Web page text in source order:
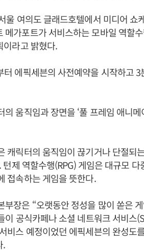
울 여의도 글래드호텔에서 미디어 쇼
가포트가 서비스하는 모바일 역할수
이라고 밝혔다.
에픽세븐의 사전예약을 시작하고
움직임과 장면을 ‘풀 프레임 애니
캐릭터의 움직임이 끊기거나 단절되
제 역할수행(RPG) 게임은 대규모
접속하는 게임을 뜻한다.
부장은 “오랫동안 정성을 많이 쏟은
이 공식카페나 소셜 네트워크 서비스
비스 예정이었던 에픽세븐의 완성도
.